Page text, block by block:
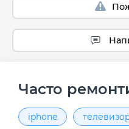
Часто
iphone